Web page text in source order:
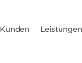
Kunden Leistungen